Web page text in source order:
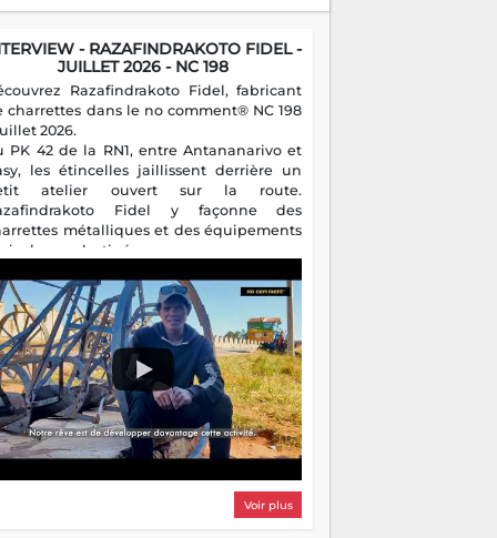
- RAZAFINDRAKOTO FIDEL -
JUILLET 2026 - NC 198
Razafindrakoto Fidel, fabricant
charrettes dans le no comment® NC 198
2026.
PK 42 de la RN1, entre Antananarivo et
les étincelles jaillissent derrière un
atelier ouvert sur la route.
Fidel y façonne des
métalliques et des équipements
destinés aux campagnes
il perpétue un métier discret mais
Voir plus